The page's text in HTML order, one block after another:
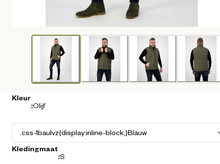
Kleur
:Olijf
Kledingmaat
:S